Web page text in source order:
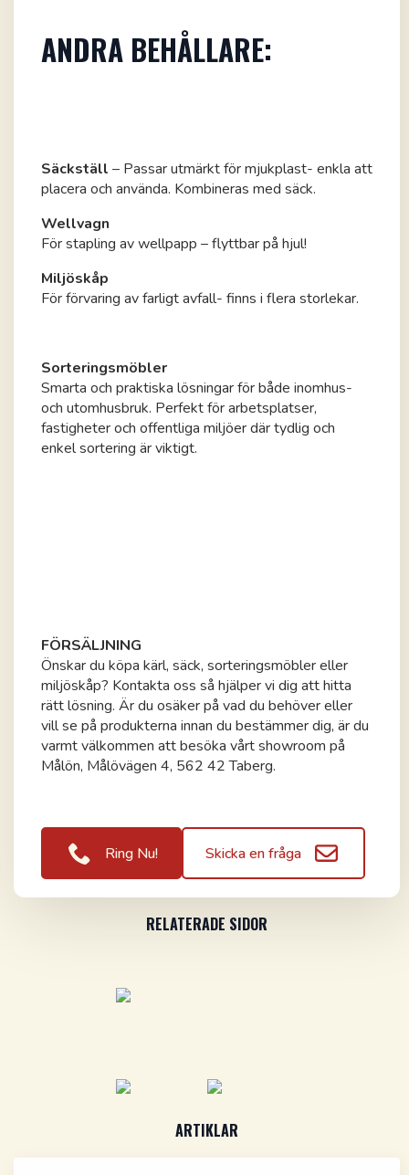
ANDRA BEHÅLLARE:
Säckställ – Passar utmärkt för mjukplast- enkla att
placera och använda. Kombineras med säck.
Wellvagn
För stapling av wellpapp – flyttbar på hjul!
Miljöskåp
För förvaring av farligt avfall- finns i flera storlekar.
Sorteringsmöbler
Smarta och praktiska lösningar för både inomhus-
och utomhusbruk. Perfekt för arbetsplatser,
fastigheter och offentliga miljöer där tydlig och
enkel sortering är viktigt.
FÖRSÄLJNING
Önskar du köpa kärl, säck, sorteringsmöbler eller
miljöskåp? Kontakta oss så hjälper vi dig att hitta
rätt lösning. Är du osäker på vad du behöver eller
vill se på produkterna innan du bestämmer dig, är du
varmt välkommen att besöka vårt showroom på
Målön, Målövägen 4, 562 42 Taberg.
Ring Nu! Skicka en fråga
RELATERADE SIDOR
ARTIKLAR